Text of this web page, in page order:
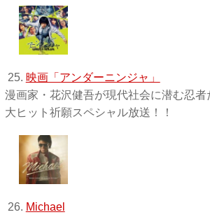
25. 映画「アンダーニンジャ」
漫画家・花沢健吾が現代社会に潜む忍者
大ヒット祈願スペシャル放送！！
26. Michael